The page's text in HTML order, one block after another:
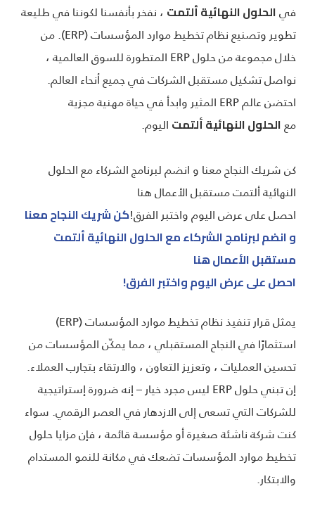
فيالحلول النهائية ألتمت ، نفخر بأنفسنا لكوننا في طليعة
تطوير وتصنيع نظام تخطيط موارد المؤسسات (ERP). من
خلال مجموعة من حلول ERP المتطورة للسوق العالمية ،
نواصل تشكيل مستقبل الشركات في جميع أنحاء العالم.
احتضن عالم ERP المثير وابدأ في حياة مهنية مجزية
معالحلول النهائية ألتمت اليوم.
كن شريك النجاح معنا و انضم لبرنامج الشركاء مع الحلول
النهائية ألتمت مستقبل الأعمال هنا
احصل على عرض اليوم واختبر الفرق!كن شريك النجاح معنا
و انضم لبرنامج الشركاء مع الحلول النهائية ألتمت
مستقبل الأعمال هنا
احصل على عرض اليوم واختبر الفرق!
يمثل قرار تنفيذ نظام تخطيط موارد المؤسسات (ERP)
استثمارًا في النجاح المستقبلي ، مما يمكّن المؤسسات من
تحسين العمليات ، وتعزيز التعاون ، والارتقاء بتجارب العملاء.
إن تبني حلول ERP ليس مجرد خيار – إنه ضرورة إستراتيجية
للشركات التي تسعى إلى الازدهار في العصر الرقمي. سواء
كنت شركة ناشئة صغيرة أو مؤسسة قائمة ، فإن مزايا حلول
تخطيط موارد المؤسسات تضعك في مكانة للنمو المستدام
والابتكار.